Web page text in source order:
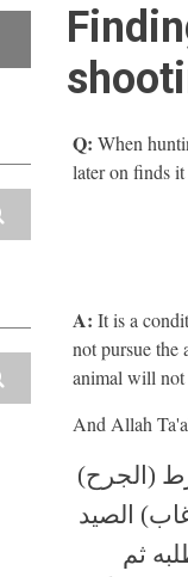
Q: When
later on finds
A: It is a
not pursue the
animal will not
(الجرح)
الصيد
ثم